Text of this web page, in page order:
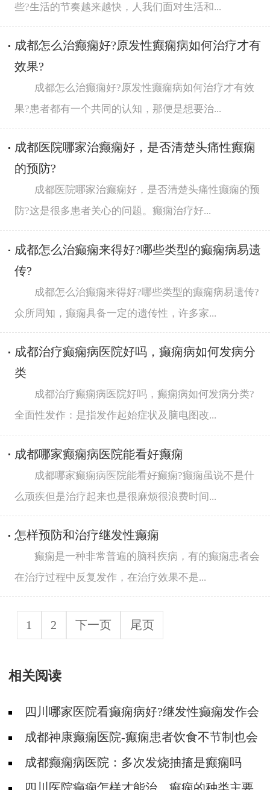
些?生活的节奏越来越快，人我们面对生活和...
成都怎么治癫痫好?原发性癫痫病如何治疗才有
效果?
成都怎么治癫痫好?原发性癫痫病如何治疗才有效
果?患者都有一个共同的认知，那便是想要治...
​成都医院哪家治癫痫好，是否清楚头痛性癫痫
的预防?
成都医院哪家治癫痫好，是否清楚头痛性癫痫的预
防?这是很多患者关心的问题。癫痫治疗好...
成都怎么治癫痫来得好?哪些类型的癫痫病易遗
传?
成都怎么治癫痫来得好?哪些类型的癫痫病易遗传?
众所周知，癫痫具备一定的遗传性，许多家...
成都治疗癫痫病医院好吗，癫痫病如何发病分
类
成都治疗癫痫病医院好吗，癫痫病如何发病分类?
全面性发作：是指发作起始症状及脑电图改...
成都哪家癫痫病医院能看好癫痫
成都哪家癫痫病医院能看好癫痫?癫痫虽说不是什
么顽疾但是治疗起来也是很麻烦很浪费时间...
怎样预防和治疗继发性癫痫
癫痫是一种非常普遍的脑科疾病，有的癫痫患者会
在治疗过程中反复发作，在治疗效果不是...
1 2 下一页 尾页
相关阅读
四川哪家医院看癫痫病好?继发性癫痫发作会
有哪些类型?
成都神康癫痫医院-癫痫患者饮食不节制也会
发作吗?
成都癫痫病医院：多次发烧抽搐是癫痫吗